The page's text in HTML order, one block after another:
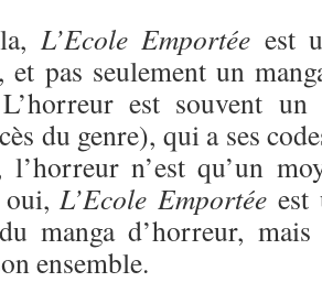
L’Ecole Emportée est
et pas seulement un
est souvent un
du genre), qui a ses
n’est qu’un
oui,L’Ecole Emportée est
manga d’horreur,
ensemble.